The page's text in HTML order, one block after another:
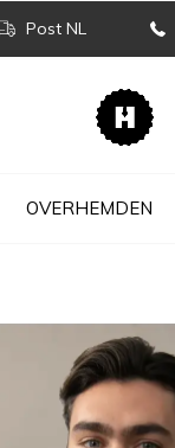
OVERHEMDEN
Post NL